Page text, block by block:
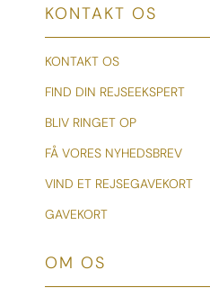
KONTAKT OS
KONTAKT OS
FIND DIN REJSEEKSPERT
BLIV RINGET OP
FÅ VORES NYHEDSBREV
VIND ET REJSEGAVEKORT
GAVEKORT
OM OS